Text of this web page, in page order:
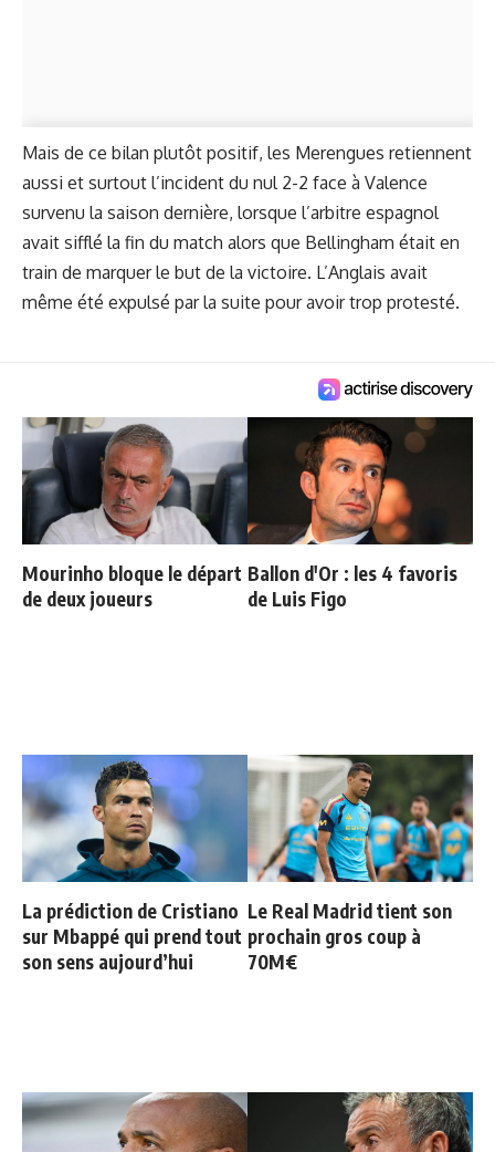
Mais de ce bilan plutôt positif, les Merengues retiennent
aussi et surtout l’incident du nul 2-2 face à Valence
survenu la saison dernière, lorsque l’arbitre espagnol
avait sifflé la fin du match alors que Bellingham était en
train de marquer le but de la victoire. L’Anglais avait
même été expulsé par la suite pour avoir trop protesté.
Mourinho bloque le départ
de deux joueurs
Ballon d'Or : les 4 favoris
de Luis Figo
La prédiction de Cristiano
sur Mbappé qui prend tout
son sens aujourd’hui
Le Real Madrid tient son
prochain gros coup à
70M€